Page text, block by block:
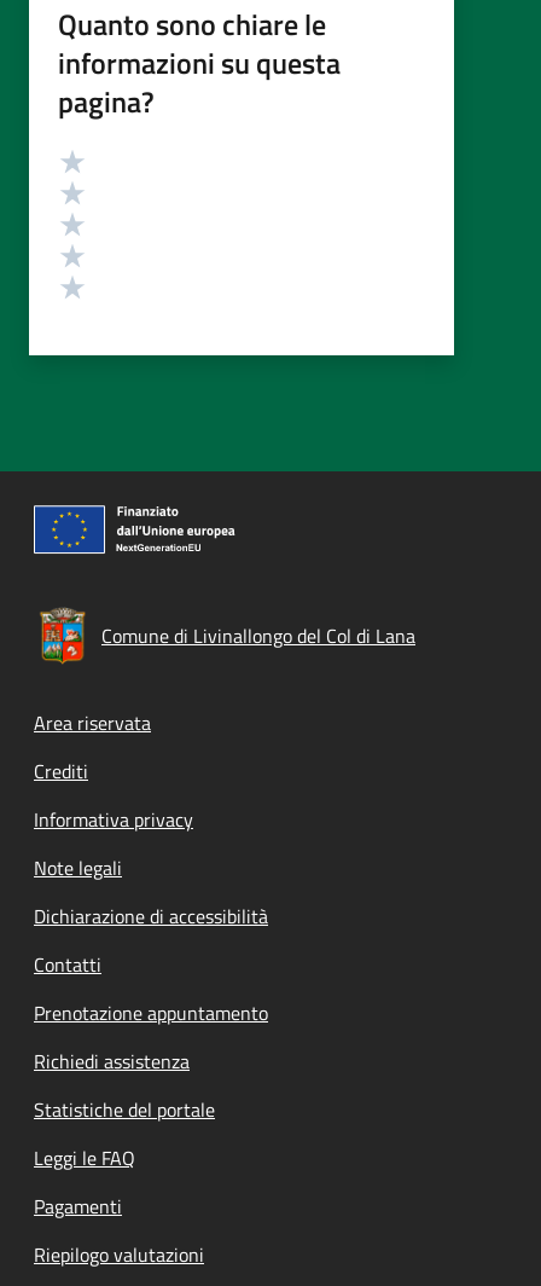
Quanto sono chiare le
informazioni su questa
pagina?
Valutazione
Comune di Livinallongo del Col di Lana
Footer menu
Area riservata
Crediti
Informativa privacy
Note legali
Dichiarazione di accessibilità
Contatti
Prenotazione appuntamento
Richiedi assistenza
Statistiche del portale
Leggi le FAQ
Pagamenti
Riepilogo valutazioni